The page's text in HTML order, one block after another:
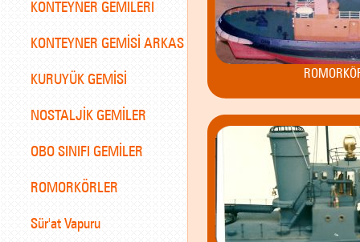
KONTEYNER GEMİLERİ
KONTEYNER GEMİSİ ARKAS
KURUYÜK GEMİSİ
NOSTALJİK GEMİLER
OBO SINIFI GEMİLER
ROMORKÖRLER
Sür'at Vapuru